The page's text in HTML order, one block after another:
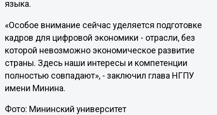
языка.
«Особое внимание сейчас уделяется подготовке
кадров для цифровой экономики - отрасли, без
которой невозможно экономическое развитие
страны. Здесь наши интересы и компетенции
полностью совпадают», - заключил глава НГПУ
имени Минина.
Фото: Мининский университет